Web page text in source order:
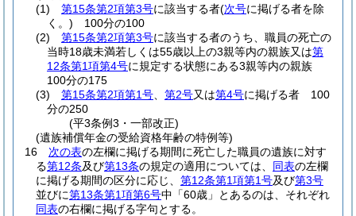
(1)
第15条第2項第3号に該当する者(次号に掲げる者を除
く。) 100分の100
(2)
第15条第2項第3号に該当する者のうち、職員の死亡の
当時18歳未満若しくは55歳以上の3親等内の親族又は第
12条第1項第4号に規定する状態にある3親等内の親族
100分の175
(3)
第15条第2項第1号 第2号又は第4号に掲げる者 100
分の250
(平3条例3・一部改正)
(遺族補償年金の受給資格年齢の特例等)
16
次の表の左欄に掲げる期間に死亡した職員の遺族に対す
る第12条及び第13条の規定の適用については、 同表の左欄
に掲げる期間の区分に応じ、 第12条第1項第1号及び第3号
並びに第13条第1項第6号中「60歳」とあるのは、それぞれ
同表の右欄に掲げる字句とする。